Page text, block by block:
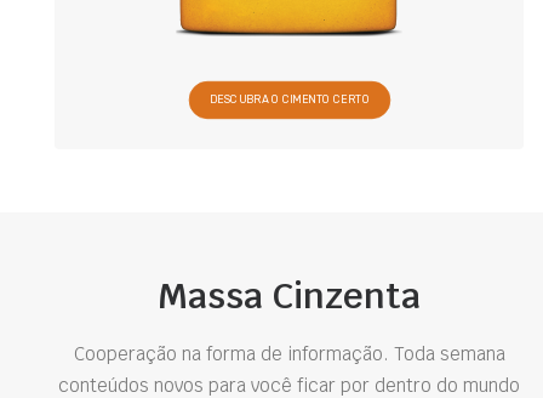
DESCUBRA O CIMENTO CERTO
Massa Cinzenta
Cooperação na forma de informação. Toda semana
conteúdos novos para você ficar por dentro do mundo